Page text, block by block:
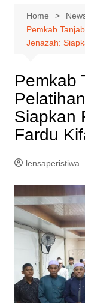
Home
Pemkab
Jenazah:
Pemkab
Siapkan
Fardu
lensaperistiwa